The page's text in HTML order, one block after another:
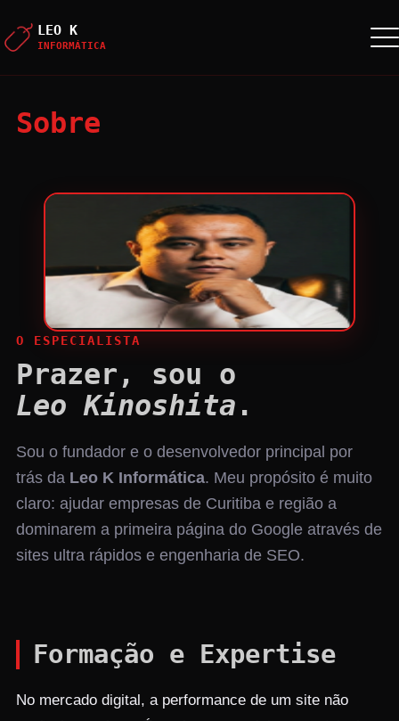
LEO K
INFORMÁTICA
Sobre
O ESPECIALISTA
Prazer, sou o
Leo Kinoshita .
Sou o fundador e o desenvolvedor principal por
trás da Leo K Informática. Meu propósito é muito
claro: ajudar empresas de Curitiba e região a
dominarem a primeira página do Google através de
sites ultra rápidos e engenharia de SEO.
Formação e Expertise
No mercado digital, a performance de um site não